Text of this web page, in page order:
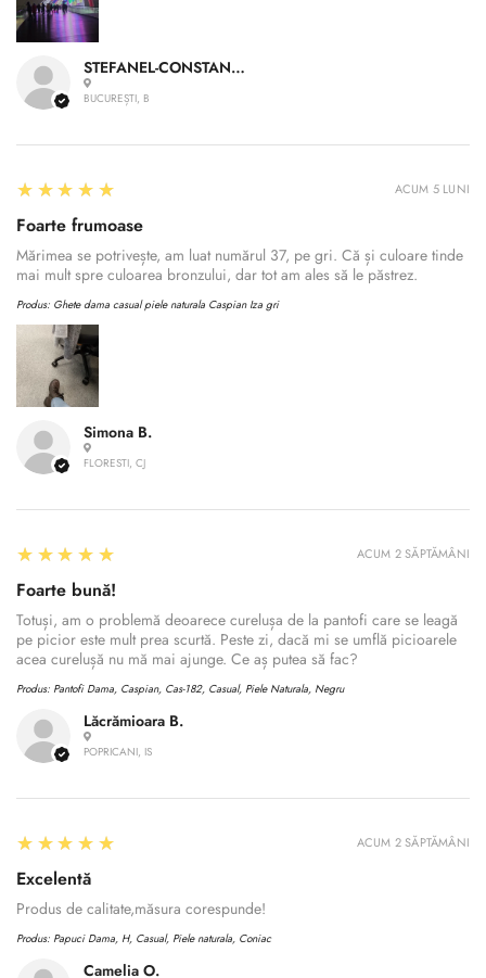
STEFANEL-CONSTANTIN A.
BUCUREȘTI, B
Simona B.
FLORESTI, CJ
5
★★★★★
Foarte frumoase
Mărimea se potrivește, am luat numărul 37, pe gri. Că și culoare tinde
mai mult spre culoarea bronzului, dar tot am ales să le păstrez.
Produs: Ghete dama casual piele naturala Caspian Iza gri
ACUM 5 LUNI
Lăcrămioara B.
POPRICANI, IS
5
★★★★★
Foarte bună!
Totuși, am o problemă deoarece curelușa de la pantofi care se leagă
pe picior este mult prea scurtă. Peste zi, dacă mi se umflă picioarele
acea curelușă nu mă mai ajunge. Ce aș putea să fac?
Produs: Pantofi Dama, Caspian, Cas-182, Casual, Piele Naturala, Negru
ACUM 2 SĂPTĂMÂNI
Camelia O.
5
★★★★★
Excelentă
Produs de calitate,măsura corespunde!
Produs: Papuci Dama, H, Casual, Piele naturala, Coniac
ACUM 2 SĂPTĂMÂNI